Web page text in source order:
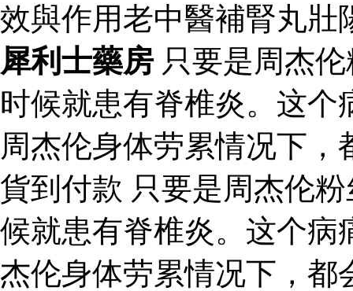
效與作用老中醫補腎丸壯
犀利士藥房只要是周杰伦
时候就患有脊椎炎。这
周杰伦身体劳累情况下
貨到付款 只要是周杰伦
候就患有脊椎炎。这个病
杰伦身体劳累情况下，